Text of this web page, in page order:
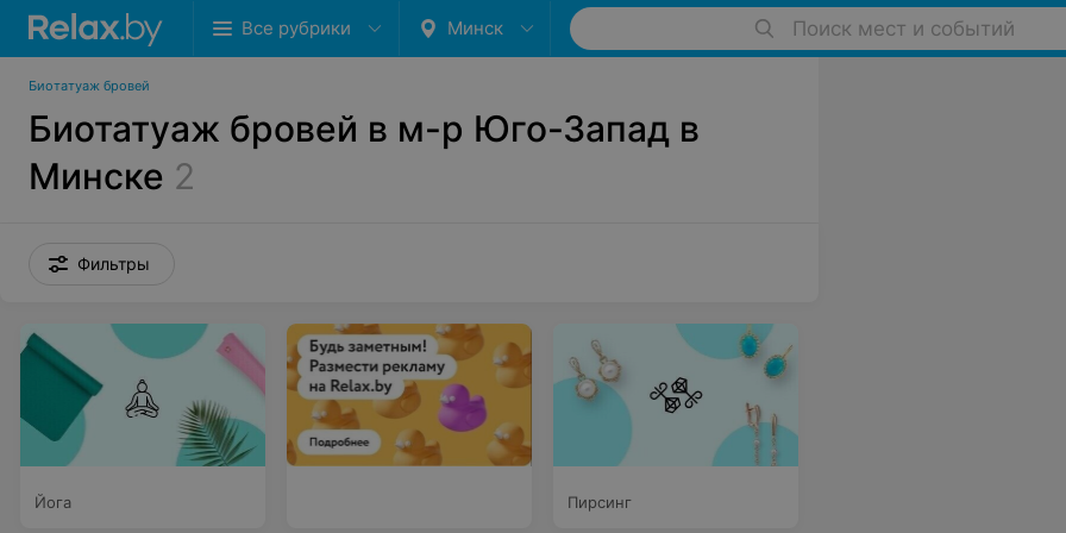
Все рубрики Минск Поиск мест и событий
Биотатуаж бровей
Биотатуаж бровей в м-р Юго-Запад в
Минске 2
Фильтры
Йога Пирсинг